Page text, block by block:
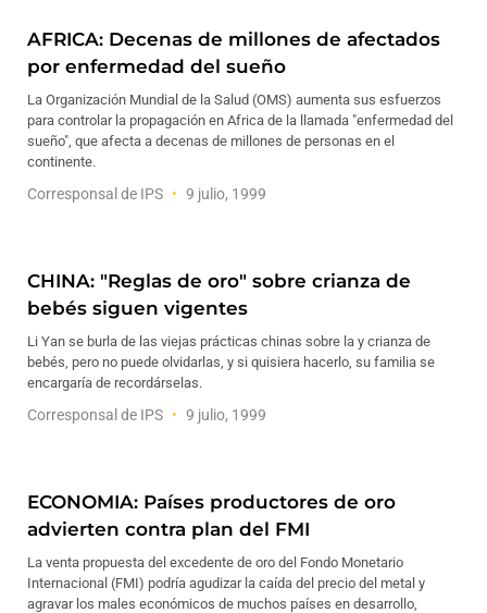
AFRICA: Decenas de millones de afectados
por enfermedad del sueño
La Organización Mundial de la Salud (OMS) aumenta sus esfuerzos
para controlar la propagación en Africa de la llamada "enfermedad del
sueño", que afecta a decenas de millones de personas en el
continente.
Corresponsal de IPS 9 julio, 1999
CHINA: "Reglas de oro" sobre crianza de
bebés siguen vigentes
Li Yan se burla de las viejas prácticas chinas sobre la y crianza de
bebés, pero no puede olvidarlas, y si quisiera hacerlo, su familia se
encargaría de recordárselas.
Corresponsal de IPS 9 julio, 1999
ECONOMIA: Países productores de oro
advierten contra plan del FMI
La venta propuesta del excedente de oro del Fondo Monetario
Internacional (FMI) podría agudizar la caída del precio del metal y
agravar los males económicos de muchos países en desarrollo,